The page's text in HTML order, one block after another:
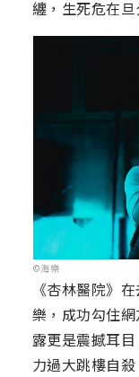
纏，生死危在
©海樂
《杏林醫院》
樂，成功勾住
露更是震撼耳
力過大跳樓自